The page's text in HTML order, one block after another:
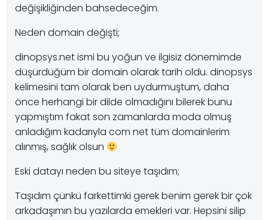
değişikliğinden bahsedeceğim.
Neden domain değişti;
dinopsys.net ismi bu yoğun ve ilgisiz dönemimde
düşürdüğüm bir domain olarak tarih oldu. dinopsys
kelimesini tam olarak ben uydurmuştum, daha
önce herhangi bir dilde olmadığını bilerek bunu
yapmıştım fakat son zamanlarda moda olmuş
anladığım kadarıyla com net tüm domainlerim
alınmış, sağlık olsun
Eski datayı neden bu siteye taşıdım;
Taşıdım çünkü farkettimki gerek benim gerek bir çok
arkadaşımın bu yazılarda emekleri var. Hepsini silip